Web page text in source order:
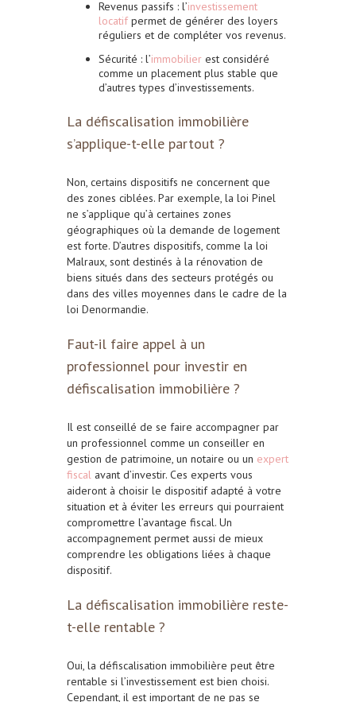
Revenus passifs : l’investissement
locatif permet de générer des loyers
réguliers et de compléter vos revenus.
Sécurité : l’immobilier est considéré
comme un placement plus stable que
d’autres types d’investissements.
La défiscalisation immobilière
s’applique-t-elle partout ?
Non, certains dispositifs ne concernent que
des zones ciblées. Par exemple, la loi Pinel
ne s’applique qu’à certaines zones
géographiques où la demande de logement
est forte. D’autres dispositifs, comme la loi
Malraux, sont destinés à la rénovation de
biens situés dans des secteurs protégés ou
dans des villes moyennes dans le cadre de la
loi Denormandie.
Faut-il faire appel à un
professionnel pour investir en
défiscalisation immobilière ?
Il est conseillé de se faire accompagner par
un professionnel comme un conseiller en
gestion de patrimoine, un notaire ou un expert
fiscal avant d’investir. Ces experts vous
aideront à choisir le dispositif adapté à votre
situation et à éviter les erreurs qui pourraient
compromettre l’avantage fiscal. Un
accompagnement permet aussi de mieux
comprendre les obligations liées à chaque
dispositif.
La défiscalisation immobilière reste-
t-elle rentable ?
Oui, la défiscalisation immobilière peut être
rentable si l’investissement est bien choisi.
Cependant, il est important de ne pas se